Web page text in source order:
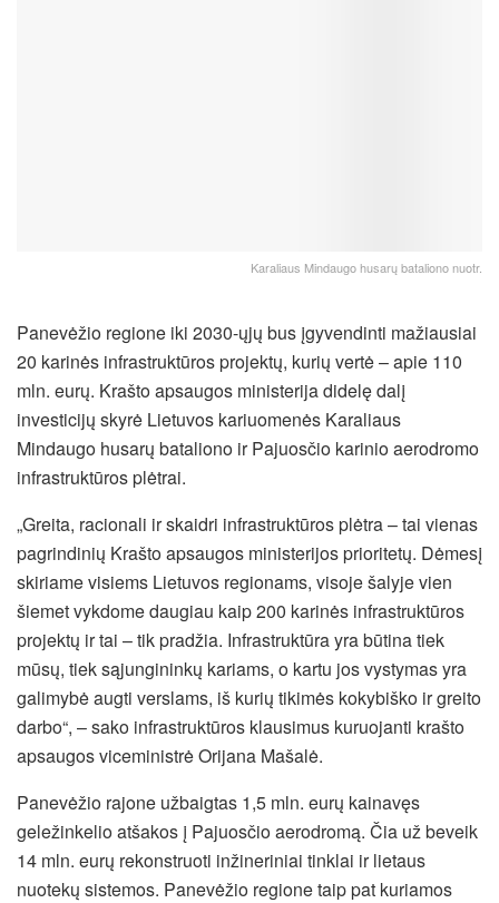
Karaliaus Mindaugo husarų bataliono nuotr.
Panevėžio regione iki 2030-ųjų bus įgyvendinti mažiausiai
20 karinės infrastruktūros projektų, kurių vertė – apie 110
mln. eurų. Krašto apsaugos ministerija didelę dalį
investicijų skyrė Lietuvos kariuomenės Karaliaus
Mindaugo husarų bataliono ir Pajuosčio karinio aerodromo
infrastruktūros plėtrai.
„Greita, racionali ir skaidri infrastruktūros plėtra – tai vienas
pagrindinių Krašto apsaugos ministerijos prioritetų. Dėmesį
skiriame visiems Lietuvos regionams, visoje šalyje vien
šiemet vykdome daugiau kaip 200 karinės infrastruktūros
projektų ir tai – tik pradžia. Infrastruktūra yra būtina tiek
mūsų, tiek sąjungininkų kariams, o kartu jos vystymas yra
galimybė augti verslams, iš kurių tikimės kokybiško ir greito
darbo“, – sako infrastruktūros klausimus kuruojanti krašto
apsaugos viceministrė Orijana Mašalė.
Panevėžio rajone užbaigtas 1,5 mln. eurų kainavęs
geležinkelio atšakos į Pajuosčio aerodromą. Čia už beveik
14 mln. eurų rekonstruoti inžineriniai tinklai ir lietaus
nuotekų sistemos. Panevėžio regione taip pat kuriamos